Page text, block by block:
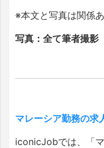
※本文と写真は関係あ
写真：全て筆者撮影
マレーシア勤務の求
iconicJobでは、「